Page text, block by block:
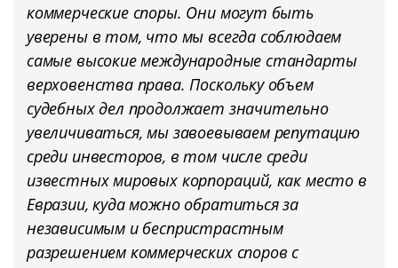
коммерческие споры. Они могут быть
уверены в том, что мы всегда соблюдаем
самые высокие международные стандарты
верховенства права. Поскольку объем
судебных дел продолжает значительно
увеличиваться, мы завоевываем репутацию
среди инвесторов, в том числе среди
известных мировых корпораций, как место в
Евразии, куда можно обратиться за
независимым и беспристрастным
разрешением коммерческих споров с